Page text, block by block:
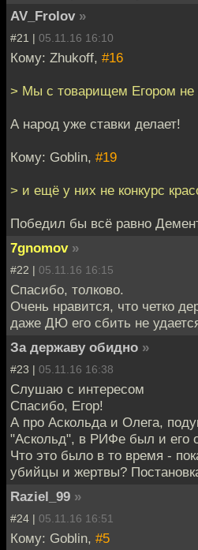
AV_Frolov »
#21 | 05.11.16 16:10
Кому: Zhukoff, #16
> Мы с товарищем Егором не
А народ уже ставки делает!
Кому: Goblin, #19
> и ещё у них не конкурс
Победил бы всё равно
7gnomov »
#22 | 05.11.16 16:15
Спасибо, толково.
Очень нравится, что четко
даже ДЮ его сбить не
За державу обидно »
#23 | 05.11.16 16:38
Слушаю с интересом
Спасибо, Егор!
А про Аскольда и Олега,
"Аскольд", в РИФе был и его
Что это было в то время -
убийцы и жертвы?
Raziel_99 »
#24 | 05.11.16 16:51
Кому: Goblin, #5